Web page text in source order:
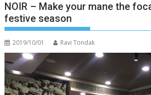
NOIR – Make your mane the
festive season
2019/10/01 Ravi Tondak